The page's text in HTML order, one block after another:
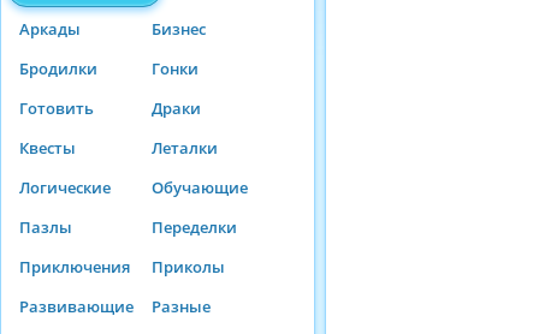
Аркады
Бизнес
Бродилки
Гонки
Готовить
Драки
Квесты
Леталки
Логические
Обучающие
Пазлы
Переделки
Приключения
Приколы
Развивающие
Разные